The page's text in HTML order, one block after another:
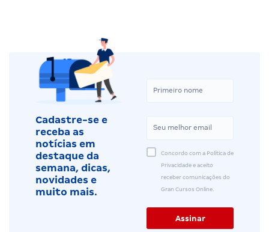
Cadastre-se e
receba as
notícias em
destaque da
semana, dicas,
novidades e
muito mais.
Concordo com a Política de
Privacidade e aceito
receber comunicações do
Gran Cursos Online.